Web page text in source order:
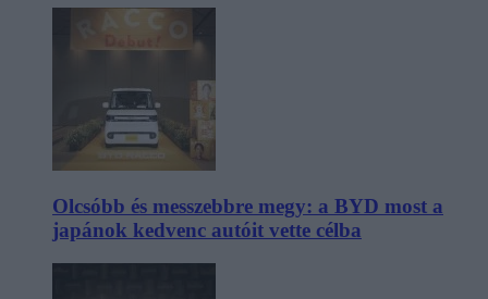
Olcsóbb és messzebbre megy: a BYD most a
japánok kedvenc autóit vette célba